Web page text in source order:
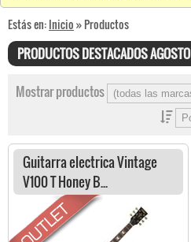
Estás en:Inicio» Productos
PRODUCTOS DESTACADOS AGOSTO
Mostrar productos
Guitarra electrica Vintage
V100 T Honey B...